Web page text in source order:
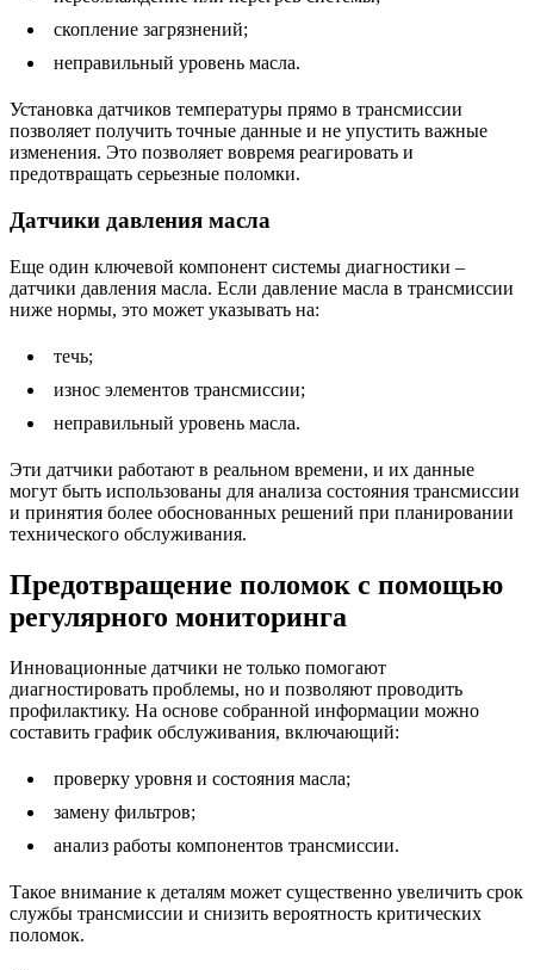
скопление загрязнений;
неправильный уровень масла.
Установка датчиков температуры прямо в трансмиссии
позволяет получить точные данные и не упустить важные
изменения. Это позволяет вовремя реагировать и
предотвращать серьезные поломки.
Датчики давления масла
Еще один ключевой компонент системы диагностики –
датчики давления масла. Если давление масла в трансмиссии
ниже нормы, это может указывать на:
течь;
износ элементов трансмиссии;
неправильный уровень масла.
Эти датчики работают в реальном времени, и их данные
могут быть использованы для анализа состояния трансмиссии
и принятия более обоснованных решений при планировании
технического обслуживания.
Предотвращение поломок с помощью
регулярного мониторинга
Инновационные датчики не только помогают
диагностировать проблемы, но и позволяют проводить
профилактику. На основе собранной информации можно
составить график обслуживания, включающий:
проверку уровня и состояния масла;
замену фильтров;
анализ работы компонентов трансмиссии.
Такое внимание к деталям может существенно увеличить срок
службы трансмиссии и снизить вероятность критических
поломок.